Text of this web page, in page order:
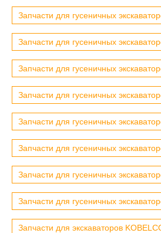
Запчасти для гусеничных
Запчасти для гусеничных
Запчасти для гусеничных
Запчасти для гусеничных
Запчасти для гусеничных
Запчасти для гусеничных
Запчасти для гусеничных
Запчасти для гусеничных
Запчасти для экскаваторов